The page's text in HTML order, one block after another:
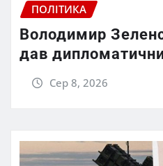
ПОЛІТИКА
Володимир
дав
Сер 8, 2026